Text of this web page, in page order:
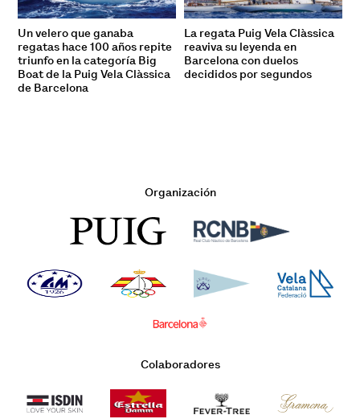
Un velero que ganaba
regatas hace 100 años repite
triunfo en la categoría Big
Boat de la Puig Vela Clàssica
de Barcelona
La regata Puig Vela Clàssica
reaviva su leyenda en
Barcelona con duelos
decididos por segundos
Organización
Colaboradores